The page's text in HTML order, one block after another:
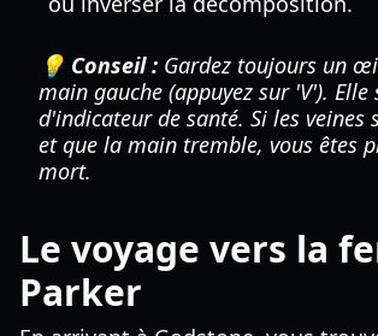
💡 Conseil : Gardez toujours un
main gauche (appuyez sur 'V'). Elle
d'indicateur de santé. Si les veines
et que la main tremble, vous êtes
mort.
Le voyage vers la
Parker